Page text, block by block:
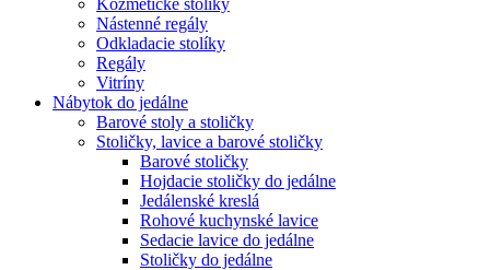
Nástenné regály
Odkladacie stolíky
Regály
Vitríny
Nábytok do jedálne
Barové stoly a stoličky
Stoličky, lavice a barové stoličky
Barové stoličky
Hojdacie stoličky do jedálne
Jedálenské kreslá
Rohové kuchynské lavice
Sedacie lavice do jedálne
Stoličky do jedálne